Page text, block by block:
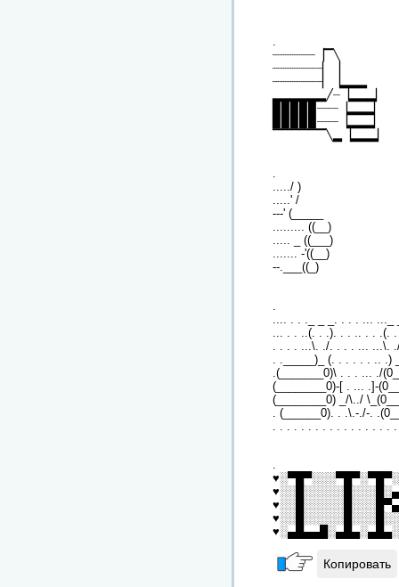
.
┈┈┈┈┈┈▕▔╲
┈┈┈┈┈┈┈▏▕
┈┈┈┈┈┈┈▏▕▂▂▂
▂▂▂▂▂▂╱┈▕▂▂▂▏
▉▉▉▉▉┈┈┈▕▂▂▂▏
▉▉▉▉▉┈┈┈▕▂▂▂▏
▔▔▔▔▔▔╲▂▕▂▂▂▏
.
...../ )
.....' /
---' (_____
......... ((__)
..... _ ((___)
....... -'((__)
--.___((_)
... . . ..(. . .). . . .. . . .(.
. . . . ...\. ./. . . . ... ...\.
. ._____)_ (. . . . . . .. .)
.(_______0)\ . . . ... ./
(________0)-[ . ... .]-
(________0) _/\../
. (______0). . .\.-./-.
.
Копировать